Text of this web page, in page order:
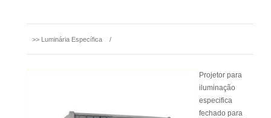
>> Luminária Específica /
Projetor para
iluminação
especifica
fechado para